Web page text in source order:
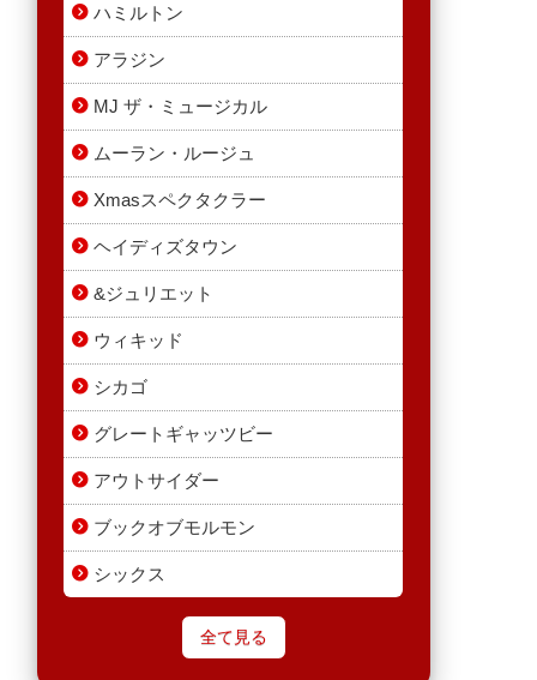
ハミルトン
アラジン
MJ ザ・ミュージカル
ムーラン・ルージュ
Xmasスペクタクラー
ヘイディズタウン
&ジュリエット
ウィキッド
シカゴ
グレートギャッツビー
アウトサイダー
ブックオブモルモン
シックス
全て見る